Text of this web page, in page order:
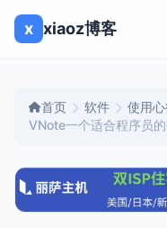
x xiaoz博客
首页 软件
使用
VNote一个适合程序员